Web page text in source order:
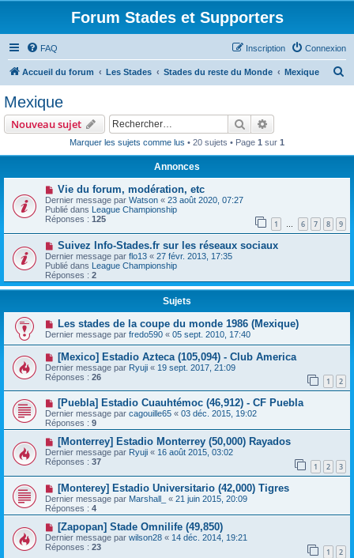
Forum Stades et Supporters
FAQ Connexion
Inscription
Accueil du forum Les Stades Stades du reste du Monde Mexique
Mexique
Nouveau sujet Rechercher
Marquer les sujets comme lus • 20 sujets • Page 1 sur 1
Annonces
Vie du forum, modération, etc
Dernier message par Watson « 23 août 2020, 07:27
Publié dans League Championship
Réponses : 125 1 … 6 7 8 9
Suivez Info-Stades.fr sur les réseaux sociaux
Dernier message par flo13 « 27 févr. 2013, 17:35
Publié dans League Championship
Réponses : 2
Sujets
Les stades de la coupe du monde 1986 (Mexique)
Dernier message par fredo590 « 05 sept. 2010, 17:40
[Mexico] Estadio Azteca (105,094) - Club America
Dernier message par Ryuji « 19 sept. 2017, 21:09
Réponses : 26 1 2
[Puebla] Estadio Cuauhtémoc (46,912) - CF Puebla
Dernier message par cagouille65 « 03 déc. 2015, 19:02
Réponses : 9
[Monterrey] Estadio Monterrey (50,000) Rayados
Dernier message par Ryuji « 16 août 2015, 03:02
Réponses : 37 1 2 3
[Monterey] Estadio Universitario (42,000) Tigres
Dernier message par Marshall_ « 21 juin 2015, 20:09
Réponses : 4
[Zapopan] Stade Omnilife (49,850)
Dernier message par wilson28 « 14 déc. 2014, 19:21
Réponses : 23 1 2